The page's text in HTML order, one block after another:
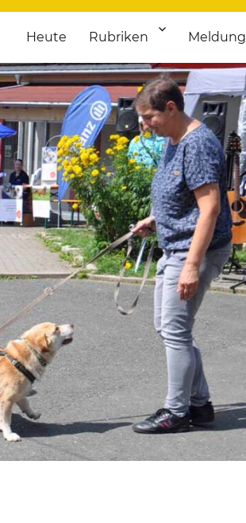
für
Termine von Kultur bis Sport, von Theater
Heute Rubriken